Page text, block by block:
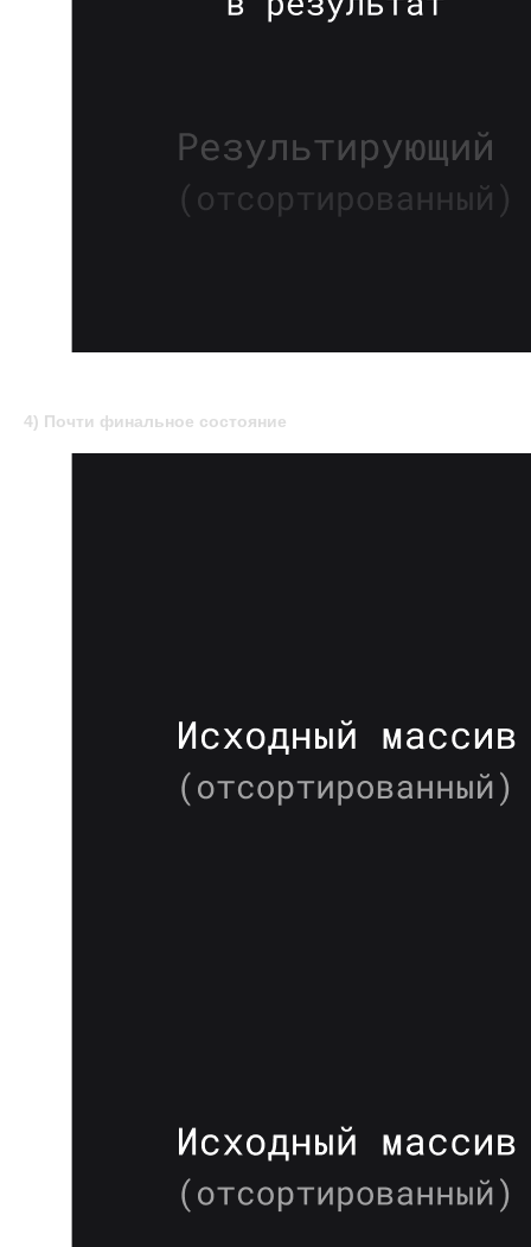
4) Почти финальное состояние